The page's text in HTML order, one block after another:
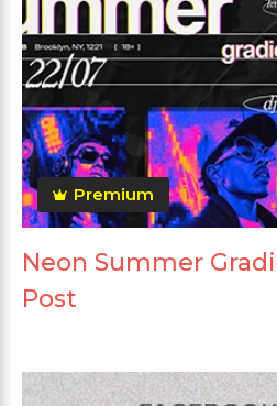
Premium
Neon Summer
Post